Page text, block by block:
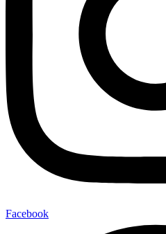
Facebook